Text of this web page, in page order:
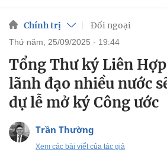
Chính trị Đối ngoại
thứ năm, 25/09/2025 - 19:44
Tổng Thư ký Liên
lãnh đạo nhiều nước
dự lễ mở ký Công ước
Trần Thường
Xem các bài viết của tác giả